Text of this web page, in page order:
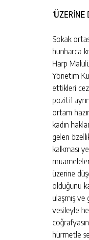
‘ÜZERİNE
Sokak
hunharca
Harp
Yönetim
ettikleri
pozitif
ortam
kadın
gelen
kalkması
üzerine
olduğunu
ulaşmış
vesileyle
hürmetle